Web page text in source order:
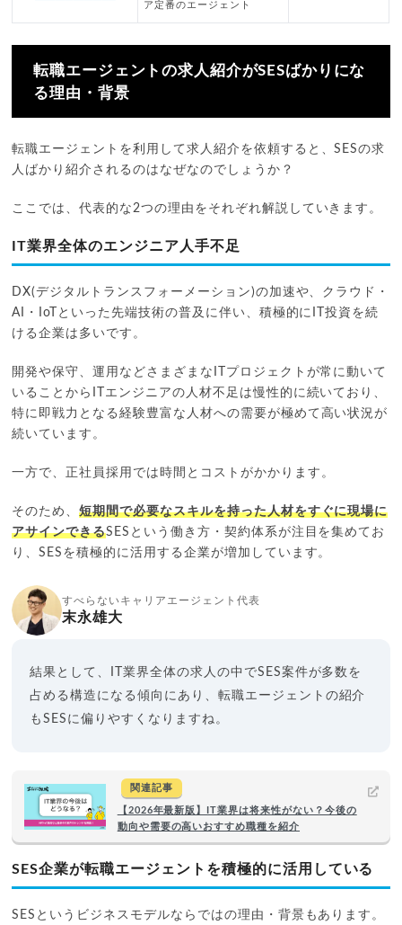
ア定番のエージェント
転職エージェントの求人紹介がSESばかりにな
る理由・背景
転職エージェントを利用して求人紹介を依頼すると、SESの求
人ばかり紹介されるのはなぜなのでしょうか？
ここでは、代表的な2つの理由をそれぞれ解説していきます。
IT業界全体のエンジニア人手不足
DX(デジタルトランスフォーメーション)の加速や、クラウド・
AI・IoTといった先端技術の普及に伴い、積極的にIT投資を続
ける企業は多いです。
開発や保守、運用などさまざまなITプロジェクトが常に動いて
いることからITエンジニアの人材不足は慢性的に続いており、
特に即戦力となる経験豊富な人材への需要が極めて高い状況が
続いています。
一方で、正社員採用では時間とコストがかかります。
そのため、短期間で必要なスキルを持った人材をすぐに現場に
アサインできるSESという働き方・契約体系が注目を集めてお
り、SESを積極的に活用する企業が増加しています。
すべらないキャリアエージェント代表
末永雄大
結果として、IT業界全体の求人の中でSES案件が多数を
占める構造になる傾向にあり、転職エージェントの紹介
もSESに偏りやすくなりますね。
関連記事
【2026年最新版】IT業界は将来性がない？今後の
動向や需要の高いおすすめ職種を紹介
SES企業が転職エージェントを積極的に活用している
SESというビジネスモデルならではの理由・背景もあります。